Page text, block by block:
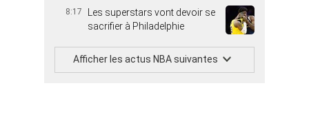
8:17
Les superstars vont devoir se
sacrifier à Philadelphie
Afficher les actus NBA suivantes